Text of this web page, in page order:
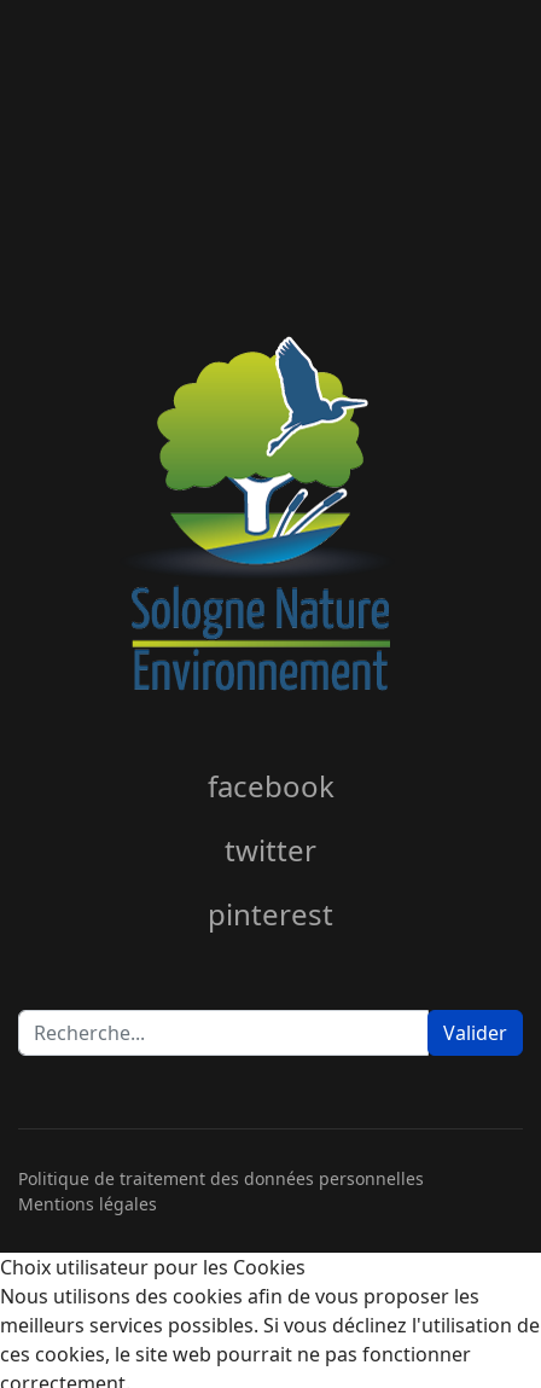
facebook
twitter
pinterest
Rechercher Valider
Politique de traitement des données personnelles
Mentions légales
Choix utilisateur pour les Cookies
Nous utilisons des cookies afin de vous proposer les
meilleurs services possibles. Si vous déclinez l'utilisation de
ces cookies, le site web pourrait ne pas fonctionner
correctement.